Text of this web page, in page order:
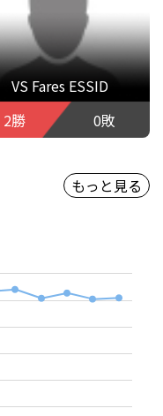
VS Fares ESSID
2勝
0敗
もっと見る